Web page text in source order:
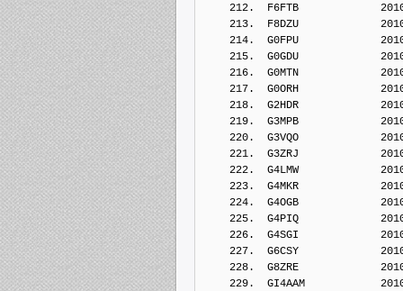
212.  F6FTB
213.  F8DZU
214.  G0FPU
215.  G0GDU
216.  G0MTN
217.  G0ORH
218.  G2HDR
219.  G3MPB
220.  G3VQO
221.  G3ZRJ
222.  G4LMW
223.  G4MKR
224.  G4OGB
225.  G4PIQ
226.  G4SGI
227.  G6CSY
228.  G8ZRE
229.  GI4AAM